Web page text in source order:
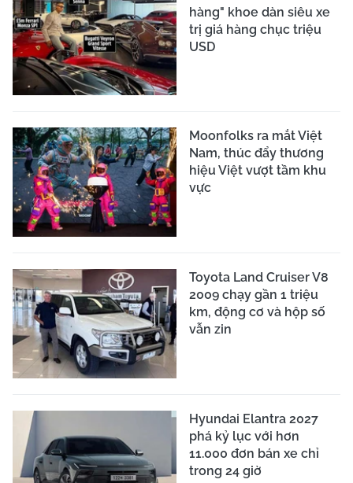
hàng" khoe dàn siêu xe
trị giá hàng chục triệu
USD
Moonfolks ra mắt Việt
Nam, thúc đẩy thương
hiệu Việt vượt tầm khu
vực
Toyota Land Cruiser V8
2009 chạy gần 1 triệu
km, động cơ và hộp số
vẫn zin
Hyundai Elantra 2027
phá kỷ lục với hơn
11.000 đơn bán xe chỉ
trong 24 giờ